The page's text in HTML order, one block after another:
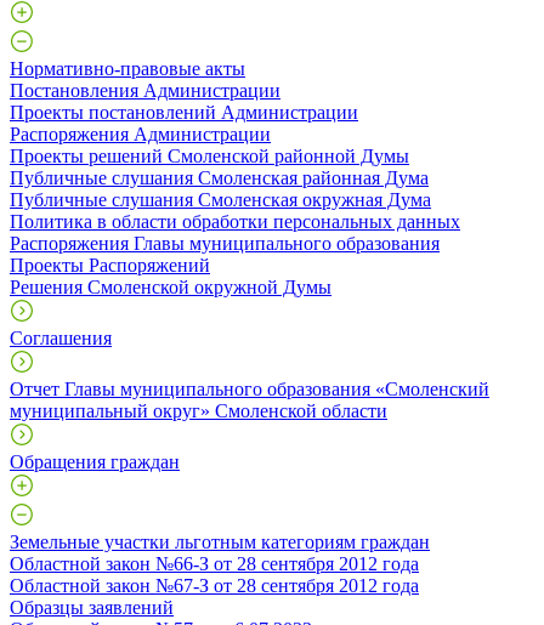
Нормативно-правовые акты
Постановления Администрации
Проекты постановлений Администрации
Распоряжения Администрации
Проекты решений Смоленской районной Думы
Публичные слушания Смоленская районная Дума
Публичные слушания Смоленская окружная Дума
Политика в области обработки персональных данных
Распоряжения Главы муниципального образования
Проекты Распоряжений
Решения Смоленской окружной Думы
Соглашения
Отчет Главы муниципального образования «Смоленский
муниципальный округ» Смоленской области
Обращения граждан
Земельные участки льготным категориям граждан
Областной закон №66-З от 28 сентября 2012 года
Областной закон №67-З от 28 сентября 2012 года
Образцы заявлений